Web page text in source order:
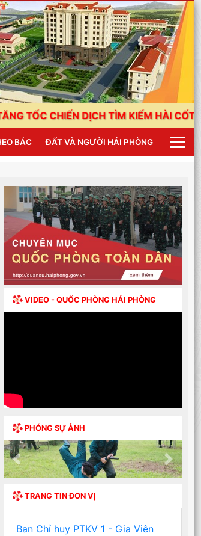
DỊCH TÌM KIẾM HÀI CỐT LIỆT SĨ
BÁC ĐẤT VÀ NGƯỜI HẢI PHÒNG
VIDEO - QUỐC PHÒNG HẢI PHÒNG
PHÓNG SỰ ẢNH
Previous Next
TRANG TIN ĐƠN VỊ
Ban Chỉ huy PTKV 1 - Gia Viên